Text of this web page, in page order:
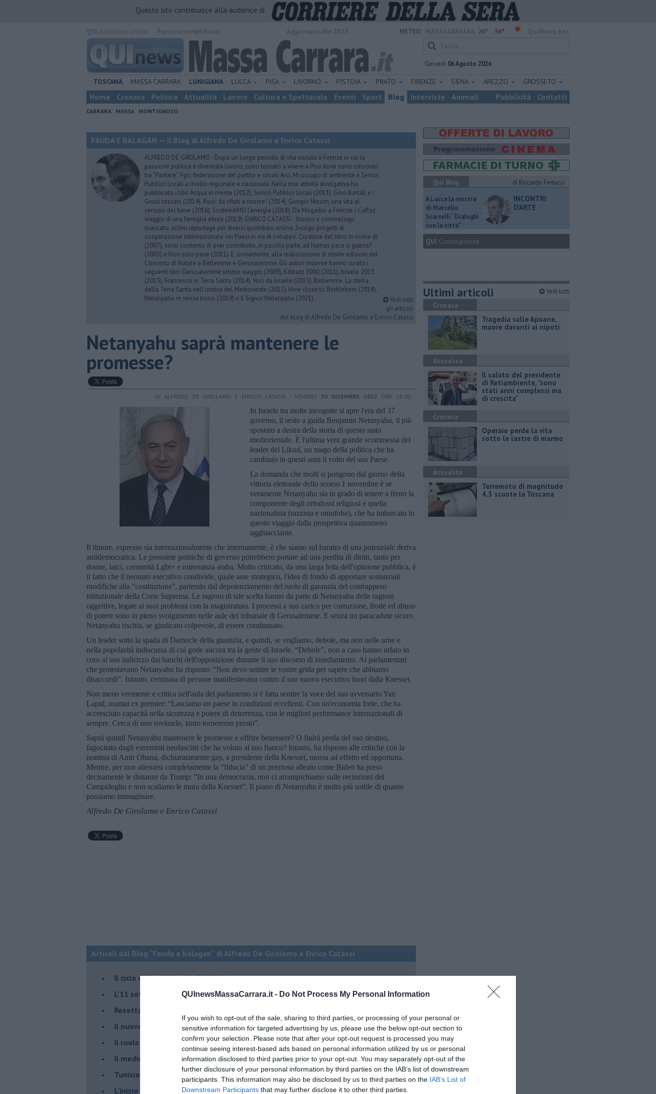
QUInewsMassaCarrara.it - Do Not Process My Personal Information
If you wish to opt-out of the sale, sharing to third parties, or processing of your personal or
sensitive information for targeted advertising by us, please use the below opt-out section to
confirm your selection. Please note that after your opt-out request is processed you may
continue seeing interest-based ads based on personal information utilized by us or personal
information disclosed to third parties prior to your opt-out. You may separately opt-out of the
further disclosure of your personal information by third parties on the IAB’s list of downstream
participants. This information may also be disclosed by us to third parties on the IAB’s List of
Downstream Participants that may further disclose it to other third parties.
Questo sito contribuisce alla audience di
METEO: 26° 36°
Giovedì 06 Agosto 2026
TOSCANA MASSA CARRARA LUNIGIANA LUCCA PISA LIVORNO PISTOIA PRATO FIRENZE SIENA AREZZO GROSSETO
Home Cronaca Politica Attualità Lavoro Cultura e Spettacolo Eventi Sport Blog Interviste Animali Pubblicità Contatti
CARRARA MASSA MONTIGNOSO
FAUDA E BALAGAN — il Blog di Alfredo De Girolamo e Enrico Catassi
ALFREDO DE GIROLAMO - Dopo un lungo periodo di vita vissuta a Firenze in cui la
passione politica è diventata lavoro, sono tornato a vivere a Pisa dove sono cresciuto
tra “Pantere”, Fgci, federazione del partito e circoli Arci. Mi occupo di ambiente e Servizi
Pubblici Locali a livello regionale e nazionale. Nella mia attività divulgativa ho
pubblicato i libri Acqua in mente (2012), Servizi Pubblici Locali (2013), Gino Bartali e i
Giusti toscani (2014), Riusi: da rifiuti a risorse! (2014), Giorgio Nissim, una vita al
servizio del bene (2016), SosteniAMO l'energia (2018), Da Mogador a Firenze: i Caffaz,
viaggio di una famiglia ebrea (2019). ENRICO CATASSI - Storico e criminologo
mancato, scrivo reportage per diversi quotidiani online. Svolgo progetti di
cooperazione internazionale nei Paesi in via di sviluppo. Curatore del libro In nome di
(2007), sono contento di aver contribuito, in piccola parte, ad Hamas pace o guerra?
(2005) e Non solo pane (2011). E, ovviamente, alla realizzazione di molte edizioni del
Concerto di Natale a Betlemme e Gerusalemme. Gli autori insieme hanno curato i
seguenti libri: Gerusalemme ultimo viaggio (2009), Kibbutz 3000 (2011), Israele 2013
(2013), Francesco in Terra Santa (2014). Voci da Israele (2015), Betlemme. La stella
della Terra Santa nell'ombra del Medioriente (2017), How close to Bethlehem (2018),
Netanyahu re senza trono (2019) e Il Signor Netanyahu (2021).
Vedi tutti
gli articoli
del blog di Alfredo De Girolamo e Enrico Catassi
Netanyahu saprà mantenere le
promesse?
DI ALFREDO DE GIROLAMO E ENRICO CATASSI - VENERDÌ 30 DICEMBRE 2022 ORE 18:00
In Israele tra molte incognite si apre l'era del 37
governo, il sesto a guida Benjamin Netanyahu, il più
spostato a destra della storia di questo stato
mediorientale. È l'ultima vera grande scommessa del
leader del Likud, un mago della politica che ha
cambiato in questi anni il volto del suo Paese.
La domanda che molti si pongono dal giorno della
vittoria elettorale dello scorso 1 novembre è se
veramente Netanyahu sia in grado di tenere a freno la
componente degli ortodossi religiosi e quella
nazionalista (razzista e omofoba), che ha imbarcato in
questo viaggio dalla prospettiva quantomeno
agghiacciante.
Il timore, espresso sia internazionalmente che internamente, è che siamo sul baratro di una potenziale deriva
antidemocratica. Le prossime politiche di governo potrebbero portare ad una perdita di diritti, tanto per
donne, laici, comunità Lgbt+ e minoranza araba. Molto criticato, da una larga fetta dell'opinione pubblica, è
il fatto che il neonato esecutivo condivide, quale asse strategico, l'idea di fondo di apportare sostanziali
modifiche alla “costituzione”, partendo dal depotenziamento del ruolo di garanzia del contrappeso
istituzionale della Corte Suprema. Le ragioni di tale scelta hanno da parte di Netanyahu delle ragioni
oggettive, legate ai suoi problemi con la magistratura. I processi a suo carico per corruzione, frode ed abuso
di potere sono in pieno svolgimento nelle aule del tribunale di Gerusalemme. E senza un paracadute sicuro
Netanyahu rischia, se giudicato colpevole, di essere condannato.
Un leader sotto la spada di Damocle della giustizia, e quindi, se vogliamo, debole, ma non nelle urne e
nella popolarità indiscussa di cui gode ancora tra la gente di Israele. “Debole”, non a caso hanno urlato in
coro al suo indirizzo dai banchi dell'opposizione durante il suo discorso di insediamento. Ai parlamentari
che protestavano Netanyahu ha risposto: “Non devo sentire le vostre grida per sapere che abbiamo
disaccordi”. Intanto, centinaia di persone manifestavano contro il suo nuovo esecutivo fuori dalla Knesset.
Non meno veemente e critica nell'aula del parlamento si è fatta sentire la voce del suo avversario Yair
Lapid, oramai ex premier: “Lasciamo un paese in condizioni eccellenti. Con un'economia forte, che ha
accresciuto capacità nella sicurezza e potere di deterrenza, con le migliori performance internazionali di
sempre. Cerca di non rovinarlo, tanto torneremo presto”.
Saprà quindi Netanyahu mantenere le promesse e offrire benessere? O finirà preda del suo destino,
fagocitato dagli estremisti neofascisti che ha voluto al suo fianco? Intanto, ha risposto alle critiche con la
nomina di Amir Ohana, dichiaratamente gay, a presidente della Knesset, mossa ad effetto ed opportuna.
Mentre, per non alienarsi completamente la “fiducia” di un prezioso alleato come Biden ha preso
decisamente le distanze da Trump: “In una democrazia, non ci arrampichiamo sulle recinzioni del
Campidoglio e non scaliamo le mura della Knesset”. Il piano di Netanyahu è molto più sottile di quanto
possiamo immaginare.
Alfredo De Girolamo e Enrico Catassi
Articoli dal Blog “Fauda e balagan” di Alfredo De Girolamo e Enrico Catassi
Il ciclo della violenza in Medioriente
L'11 settembre di Israele è iniziato il 7 ottobre 2023
Resettare l’era di Netanyahu
​Il nuovo corso dell’era di Erdogan
Il ruolo delle diplomazie nei conflitti
Il medioriente di Silvio
Tunisia rischiosa e strategica per l'Italia
L'inizio del “secolo della Turchia”
Qui Blog
di Riccardo Ferrucci
A Lucca la mostra
di Marcello
Scarselli “Dialoghi
con la città"
INCONTRI
D'ARTE
QUI Condoglianze
Ultimi articoli Vedi tutti
Cronaca
Tragedia sulle Apuane,
muore davanti ai nipoti
Attualità
Il saluto del presidente
di Retiambiente, "sono
stati anni complessi ma
di crescita"
Cronaca
Operaio perde la vita
sotto le lastre di marmo
Attualità
Terremoto di magnitudo
4.3 scuote la Toscana